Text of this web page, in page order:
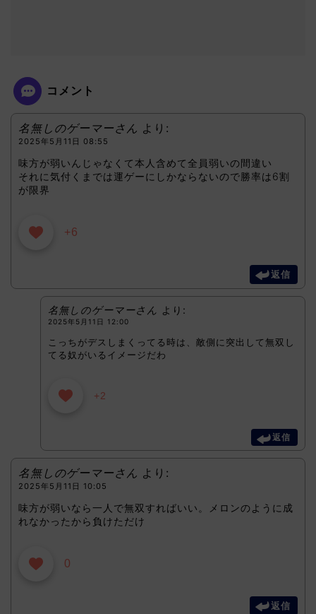
コメント
名無しのゲーマーさん より:
2025年5月11日 08:55
味方が弱いんじゃなくて本人含めて全員弱いの間違い
それに気付くまでは運ゲーにしかならないので勝率は6割
が限界
+6
返信
名無しのゲーマーさん より:
2025年5月11日 12:00
こっちがデスしまくってる時は、敵側に突出して無双し
てる奴がいるイメージだわ
+2
返信
名無しのゲーマーさん より:
2025年5月11日 10:05
味方が弱いなら一人で無双すればいい。メロンのように成
れなかったから負けただけ
0
返信